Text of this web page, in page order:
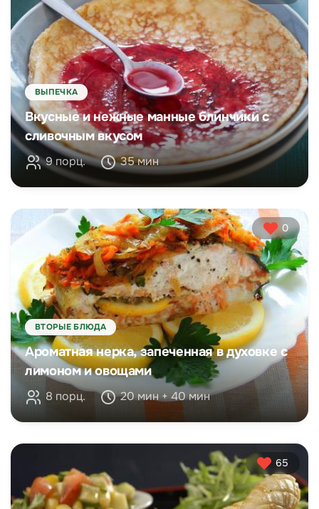
ВЫПЕЧКА
Вкусные и нежные манные блинчики с
сливочным вкусом
9 порц. 35 мин
0
ВТОРЫЕ БЛЮДА
Ароматная нерка, запеченная в духовке с
лимоном и овощами
8 порц. 20 мин + 40 мин
65